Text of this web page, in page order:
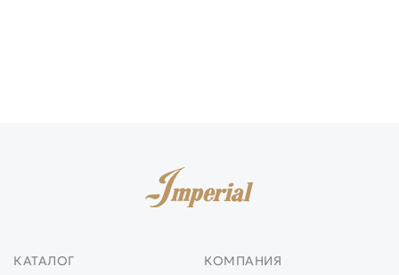
КАТАЛОГ КОМПАНИЯ